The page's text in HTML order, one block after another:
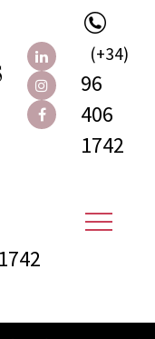
(+34)
96
406
1742